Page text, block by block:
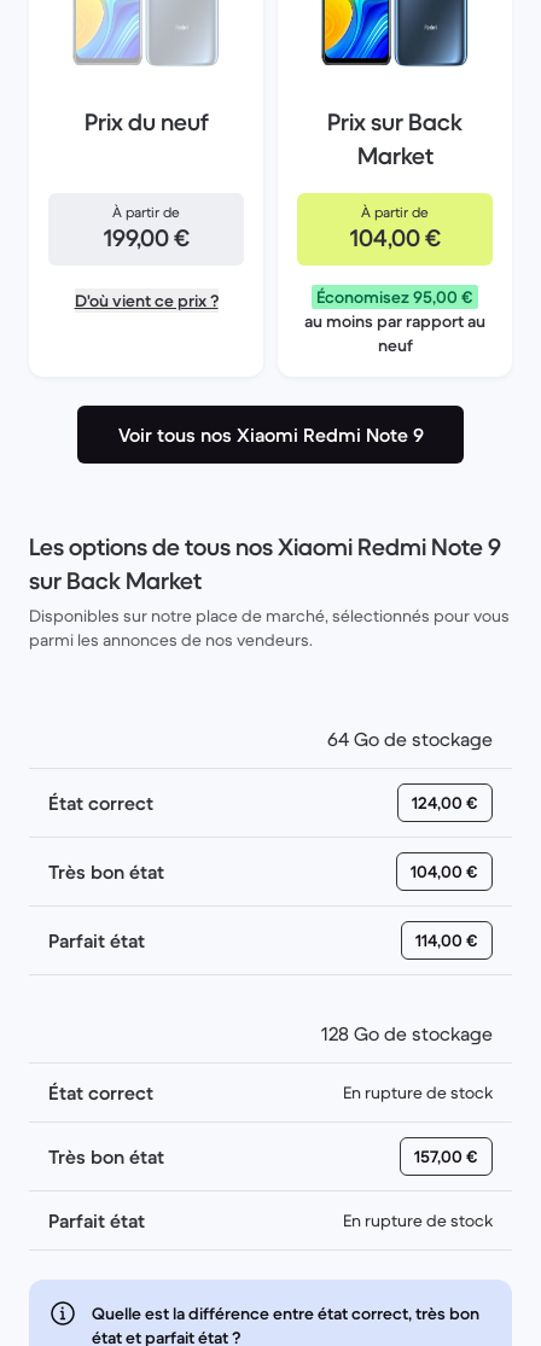
Prix du neuf
À partir de
199,00 €
D'où vient ce prix ?
Prix sur Back
Market
À partir de
104,00 €
Économisez 95,00 €
au moins par rapport au
neuf
Voir tous nos Xiaomi Redmi Note 9
Les options de tous nos Xiaomi Redmi Note 9
sur Back Market
Disponibles sur notre place de marché, sélectionnés pour vous
parmi les annonces de nos vendeurs.
64 Go de stockage
État correct 124,00 €
Très bon état 104,00 €
Parfait état 114,00 €
128 Go de stockage
État correct En rupture de stock
Très bon état 157,00 €
Parfait état En rupture de stock
Quelle est la différence entre état correct, très bon
état et parfait état ?